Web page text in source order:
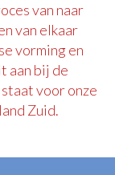
van naar
van elkaar
vorming en
aan bij de
voor onze
Zuid.